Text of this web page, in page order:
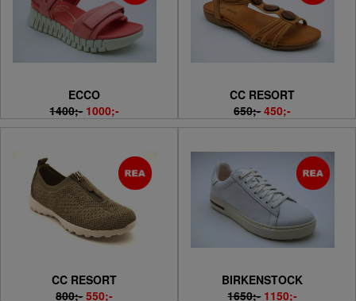
ECCO
1400;- 1000;-
CC RESORT
650;- 450;-
CC RESORT
800;- 550;-
BIRKENSTOCK
1650;- 1150;-